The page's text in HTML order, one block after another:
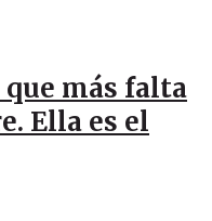
más falta
Ella es el